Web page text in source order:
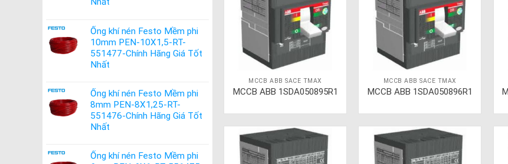
Ống khí nén Festo Mềm phi
10mm PEN-10X1,5-RT-
551477-Chính Hãng Giá Tốt
Nhất
Ống khí nén Festo Mềm phi
8mm PEN-8X1,25-RT-
551476-Chính Hãng Giá Tốt
Nhất
Ống khí nén Festo Mềm phi
MCCB ABB SACE TMAX
MCCB ABB 1SDA050895R1
MCCB ABB SACE TMAX
MCCB ABB 1SDA050896R1